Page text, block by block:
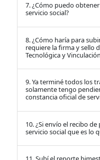
7. ¿Cómo puedo
servicio social?
8. ¿Cómo haría para
requiere la firma y sello
Tecnológica y
9. Ya terminé todos los
solamente tengo
constancia oficial de
10. ¿Si envío el recibo
servicio social que es lo